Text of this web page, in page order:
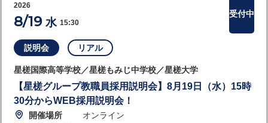
説明会 リアル
星槎国際高等学校／星槎もみじ中学校／星槎大学
【星槎グループ教職員採用説明会】8月19日（水）15時
30分からWEB採用説明会！
開催場所
オンライン
2026
8/19 水 15:30
受付中